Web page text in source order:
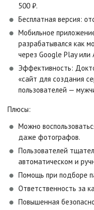
500 ₽.
Бесплатная версия:
Мобильное
разрабатывался как
через Google Play или
Эффективность:
«сайт для создания
пользователей —
Плюсы:
Можно
даже фотографов.
Пользователей
автоматическом и
Помощь при подборе
Ответственность за
Повышенная